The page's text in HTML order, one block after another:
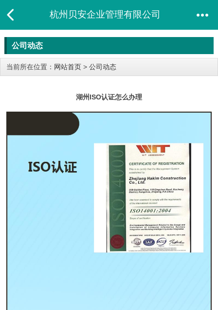
杭州贝安企业管理有限公司
公司动态
当前所在位置： 网站首页 > 公司动态
湖州ISO认证怎么办理